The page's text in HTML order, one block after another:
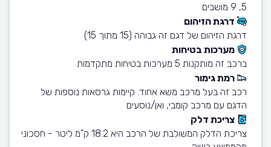
5, 9 מושבים
דרגת הזיהום
דרגת הזיהום של דגם זה גבוהה (15 מתוך 15)
מערכות בטיחות
ברכב זה מותקנות 5 מערכות בטיחות מתקדמות
רמת גימור
רכב זה בעל מרכב משא אחוד. קיימות גרסאות נוספות של
הדגם עם מרכב קומבי, ואן/נוסעים
צריכת דלק
צריכת הדלק המשולבת של הרכב היא 18.2 ק"מ ליטר - חסכוני